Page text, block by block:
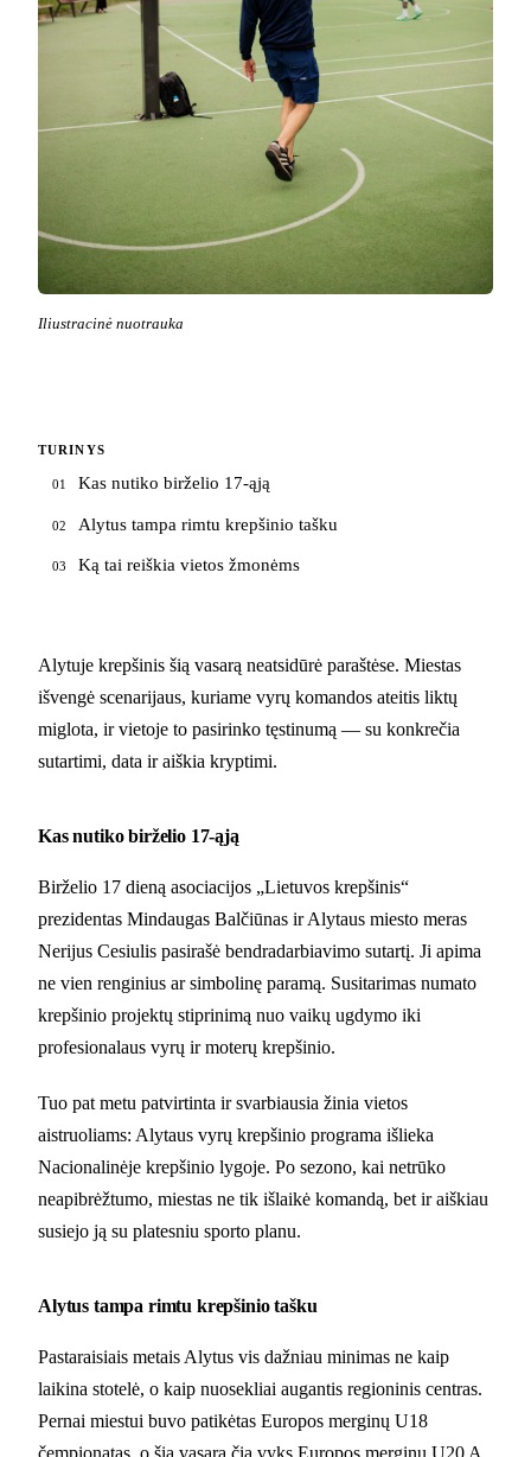
Iliustracinė nuotrauka
TURINYS
01 Kas nutiko birželio 17-ąją
02 Alytus tampa rimtu krepšinio tašku
03 Ką tai reiškia vietos žmonėms
Alytuje krepšinis šią vasarą neatsidūrė paraštėse. Miestas
išvengė scenarijaus, kuriame vyrų komandos ateitis liktų
miglota, ir vietoje to pasirinko tęstinumą — su konkrečia
sutartimi, data ir aiškia kryptimi.
Kas nutiko birželio 17-ąją
Birželio 17 dieną asociacijos „Lietuvos krepšinis“
prezidentas Mindaugas Balčiūnas ir Alytaus miesto meras
Nerijus Cesiulis pasirašė bendradarbiavimo sutartį. Ji apima
ne vien renginius ar simbolinę paramą. Susitarimas numato
krepšinio projektų stiprinimą nuo vaikų ugdymo iki
profesionalaus vyrų ir moterų krepšinio.
Tuo pat metu patvirtinta ir svarbiausia žinia vietos
aistruoliams: Alytaus vyrų krepšinio programa išlieka
Nacionalinėje krepšinio lygoje. Po sezono, kai netrūko
neapibrėžtumo, miestas ne tik išlaikė komandą, bet ir aiškiau
susiejo ją su platesniu sporto planu.
Alytus tampa rimtu krepšinio tašku
Pastaraisiais metais Alytus vis dažniau minimas ne kaip
laikina stotelė, o kaip nuosekliai augantis regioninis centras.
Pernai miestui buvo patikėtas Europos merginų U18